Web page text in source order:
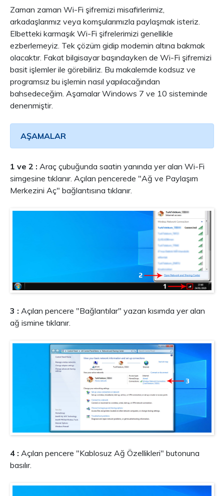
Zaman zaman Wi-Fi şifremizi misafirlerimiz,
arkadaşlarımız veya komşularımızla paylaşmak isteriz.
Elbetteki karmaşık Wi-Fi şifrelerimizi genellikle
ezberlemeyiz. Tek çözüm gidip modemin altına bakmak
olacaktır. Fakat bilgisayar başındayken de Wi-Fi şifremizi
basit işlemler ile görebiliriz. Bu makalemde kodsuz ve
programsız bu işlemin nasıl yapılacağından
bahsedeceğim. Aşamalar Windows 7 ve 10 sisteminde
denenmiştir.
AŞAMALAR
1 ve 2 : Araç çubuğunda saatin yanında yer alan Wi-Fi
simgesine tıklanır. Açılan pencerede "Ağ ve Paylaşım
Merkezini Aç" bağlantısına tıklanır.
3 : Açılan pencere "Bağlantılar" yazan kısımda yer alan
ağ ismine tıklanır.
4 : Açılan pencere "Kablosuz Ağ Özellikleri" butonuna
basılır.